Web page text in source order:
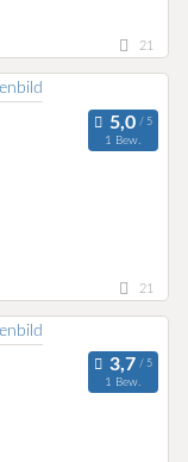
21
1 Bew.
21
1 Bew.